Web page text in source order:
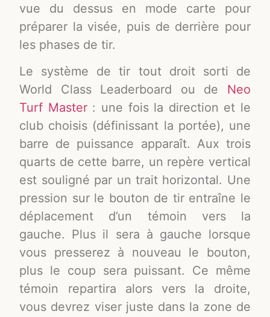
vue du dessus en mode carte pour
préparer la visée, puis de derrière pour
les phases de tir.
Le système de tir tout droit sorti de
World Class Leaderboard ou de Neo
Turf Master: une fois la direction et le
club choisis (définissant la portée), une
barre de puissance apparaît. Aux trois
quarts de cette barre, un repère vertical
est souligné par un trait horizontal. Une
pression sur le bouton de tir entraîne le
déplacement d’un témoin vers la
gauche. Plus il sera à gauche lorsque
vous presserez à nouveau le bouton,
plus le coup sera puissant. Ce même
témoin repartira alors vers la droite,
vous devrez viser juste dans la zone de